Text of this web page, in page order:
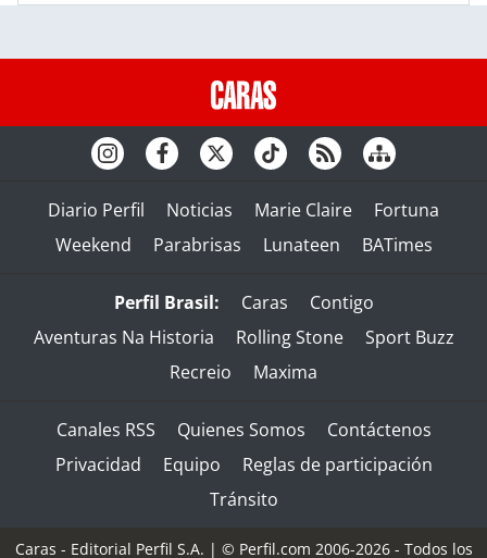
Diario Perfil Noticias Marie Claire
Fortuna
Weekend
Parabrisas Lunateen BATimes
Perfil Brasil: Caras
Contigo
Aventuras Na Historia
Rolling Stone
Sport Buzz
Recreio
Maxima
Canales RSS Quienes Somos
Contáctenos
Privacidad
Equipo
Reglas de participación
Tránsito
Caras - Editorial Perfil S.A. | © Perfil.com 2006-2026 - Todos los